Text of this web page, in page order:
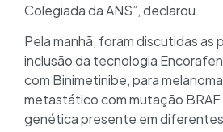
Colegiada da ANS”, declarou.
Pela manhã, foram discutidas as
inclusão da tecnologia
com Binimetinibe, para
metastático com mutação
genética presente em